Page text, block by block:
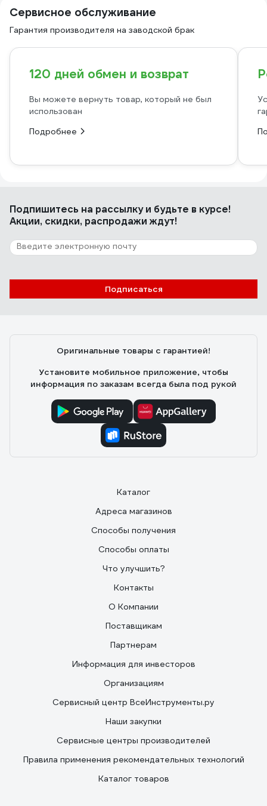
Сервисное обслуживание
Гарантия производителя на заводской брак
120 дней обмен и возврат
Вы можете вернуть товар, который не был
использован
Подробнее
Подпишитесь на рассылкуи будьте в курсе!
Акции, скидки, распродажи ждут!
Подписаться
Оригинальные товары с гарантией!
Установите мобильное приложение, чтобы
информация по заказам всегда была под рукой
Каталог
Адреса магазинов
Способы получения
Способы оплаты
Что улучшить?
Контакты
О Компании
Поставщикам
Партнерам
Информация для инвесторов
Организациям
Сервисный центр ВсеИнструменты.ру
Наши закупки
Сервисные центры производителей
Правила применения рекомендательных технологий
Каталог товаров